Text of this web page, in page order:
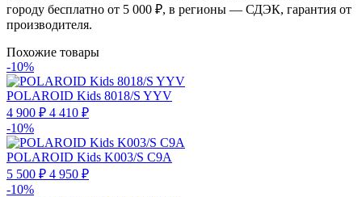
городу бесплатно от 5 000 ₽, в регионы — СДЭК, гарантия от
производителя.
Похожие товары
-10%
POLAROID Kids 8018/S YYV
4 900 ₽ 4 410 ₽
-10%
POLAROID Kids K003/S C9A
5 500 ₽ 4 950 ₽
-10%